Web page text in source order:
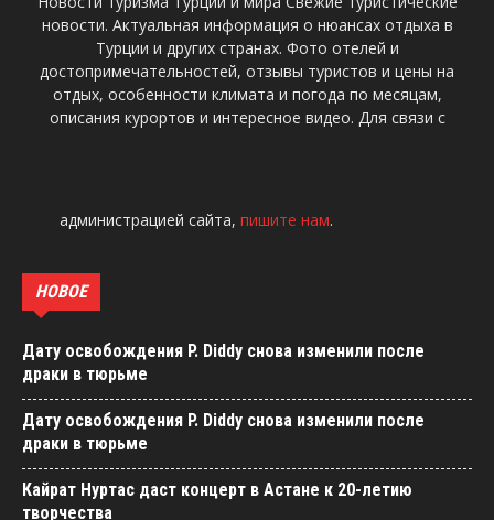
новости. Актуальная информация о нюансах отдыха в
Турции и других странах. Фото отелей и
достопримечательностей, отзывы туристов и цены на
отдых, особенности климата и погода по месяцам,
описания курортов и интересное видео. Для связи с
администрацией сайта, пишите нам.
НОВОЕ
Дату освобождения P. Diddy снова изменили после
драки в тюрьме
Дату освобождения P. Diddy снова изменили после
драки в тюрьме
Кайрат Нуртас даст концерт в Астане к 20-летию
творчества